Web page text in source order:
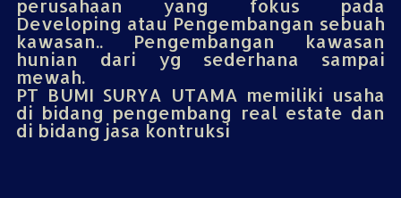
perusahaan yang fokus pada
Developing atau Pengembangan sebuah
kawasan.. Pengembangan kawasan
hunian dari yg sederhana sampai
mewah.
PT BUMI SURYA UTAMA memiliki usaha
di bidang pengembang real estate dan
di bidang jasa kontruksi